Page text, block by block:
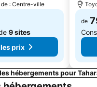
de : Centre-ville
9 sites
prix
de
hébergements pour